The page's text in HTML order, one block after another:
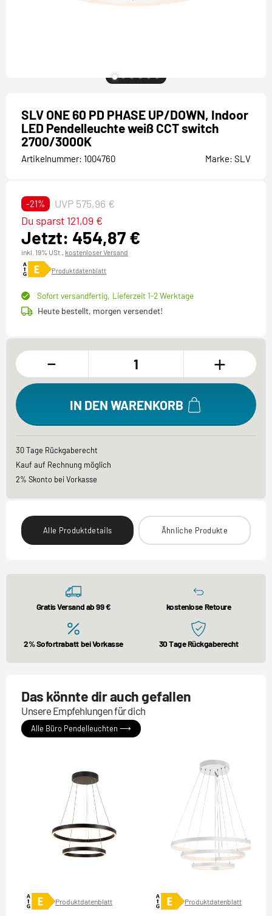
SLV ONE 60 PD PHASE UP/DOWN, Indoor
LED Pendelleuchte weiß CCT switch
2700/3000K
Artikelnummer: 1004760 Marke: SLV
-21% UVP 575,96 €
Jetzt: 454,87 €
Du sparst 121,09 €
inkl. 19% USt., kostenloser Versand
Produktdatenblatt
Sofort versandfertig, Lieferzeit 1-2 Werktage
Heute bestellt, morgen versendet!
- +
IN DEN WARENKORB
30 Tage Rückgaberecht
Kauf auf Rechnung möglich
2% Skonto bei Vorkasse
Alle Produktdetails Ähnliche Produkte
Gratis Versand ab 99 € kostenlose Retoure
2% Sofortrabatt bei Vorkasse 30 Tage Rückgaberecht
Das könnte dir auch gefallen
Unsere Empfehlungen für dich
Alle Büro Pendelleuchten ⟶
Produktdatenblatt Produktdatenblatt